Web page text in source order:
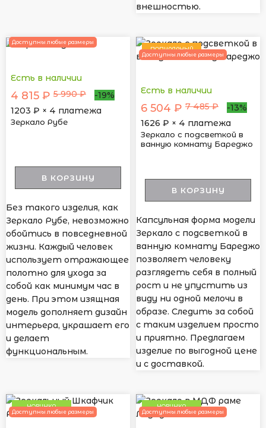
внешностью.
Доступны любые размеры
Есть в наличии
4 815 ₽ 5 990 ₽
-19%
1203 ₽ × 4 платежа
Зеркало Рубе
В КОРЗИНУ
Без такого изделия, как
Зеркало Рубе, невозможно
обойтись в повседневной
жизни. Каждый человек
использует отражающее
полотно для ухода за
собой как минимум час в
день. При этом изящная
модель дополняет дизайн
интерьера, украшает его
и делает
функциональным.
ПОПУЛЯРНЫЙ
Доступны любые размеры
Есть в наличии
6 504 ₽ 7 485 ₽
-13%
1626 ₽ × 4 платежа
Зеркало с подсветкой в
ванную комнату Бареджо
В КОРЗИНУ
Капсульная форма модели
Зеркало с подсветкой в
ванную комнату Бареджо
позволяет человеку
разглядеть себя в полный
рост и не упустить из
виду ни одной мелочи в
образе. Следить за собой
с таким изделием просто
и приятно. Предлагаем
изделие по выгодной цене
и с доставкой.
НОВИНКА
Доступны любые размеры
НОВИНКА
Доступны любые размеры